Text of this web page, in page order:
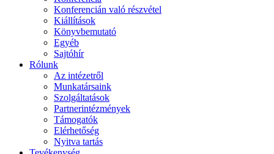
Konferencián való részvétel
Kiállítások
Könyvbemutató
Egyéb
Sajtóhír
Rólunk
Az intézetről
Munkatársaink
Szolgáltatások
Partnerintézmények
Támogatók
Elérhetőség
Nyitva tartás